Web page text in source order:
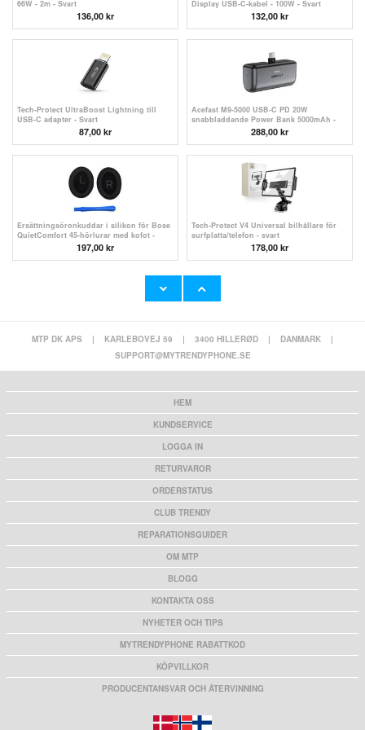
66W - 2m - Svart
136,00 kr
Display USB-C-kabel - 100W - Svart
132,00 kr
Tech-Protect UltraBoost Lightning till
USB-C adapter - Svart
87,00 kr
Acefast M9-5000 USB-C PD 20W
snabbladdande Power Bank 5000mAh -
288,00 kr
Ersättningsöronkuddar i silikon för Bose
QuietComfort 45-hörlurar med kofot -
197,00 kr
Tech-Protect V4 Universal bilhållare för
surfplatta/telefon - svart
178,00 kr
Höghastighets 4-i-2 USB-C & Lightning
till SD/TF-kortläsare, USB-C, USB OTG
Magnetisk trådlös powerbank med USB-C-
och Lightning-kablar - 10000mAh/15W -
Vit
MTP DK APS | KARLEBOVEJ 59 | 3400 HILLERØD | DANMARK
|
SUPPORT@MYTRENDYPHONE.SE
HEM
KUNDSERVICE
LOGGA IN
RETURVAROR
ORDERSTATUS
CLUB TRENDY
REPARATIONSGUIDER
OM MTP
BLOGG
KONTAKTA OSS
NYHETER OCH TIPS
MYTRENDYPHONE RABATTKOD
KÖPVILLKOR
PRODUCENTANSVAR OCH ÅTERVINNING